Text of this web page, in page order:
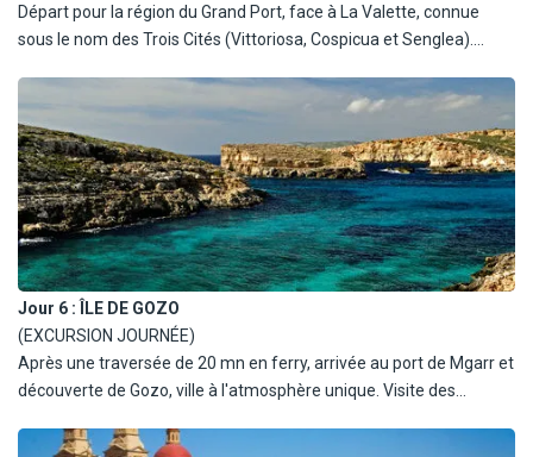
Départ pour la région du Grand Port, face à La Valette, connue
sous le nom des Trois Cités (Vittoriosa, Cospicua et Senglea).
bateau typique (dghajsa), visite des calanques du port. Du jardin
de Senglea, situé à la pointe de la péninsule, vue imprenable à
360° sur le Grand Port, dont l'impressionnant Fort Saint-Ange.
Jour 6 :
ÎLE DE GOZO
(EXCURSION JOURNÉE)
Après une traversée de 20 mn en ferry, arrivée au port de Mgarr et
découverte de Gozo, ville à l'atmosphère unique. Visite des
de Victoria, la baie de Xlendi, semblable à un fjord et Dwejra Bay,